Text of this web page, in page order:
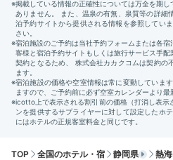
Sightseeing
11:30
熱海駅前商店街を散策
観光＆お土産探し
TOP 全国のホテル・宿 静岡県 熱海